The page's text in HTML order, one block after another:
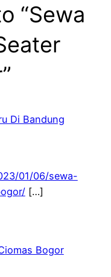
“Sewa
Di Bandung
01/06/sewa-
[…]
Bogor